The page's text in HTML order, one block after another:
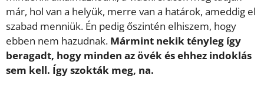
már, hol van a helyük, merre van a határok, ameddig el
szabad menniük. Én pedig őszintén elhiszem, hogy
ebben nem hazudnak. Mármint nekik tényleg így
beragadt, hogy minden az övék és ehhez indoklás
sem kell. Így szokták meg, na.